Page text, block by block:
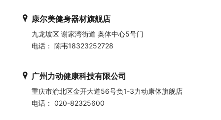
康尔美健身器材旗舰店
九龙坡区 谢家湾街道 奥体中心5号门
电话： 陈韦18323252728
广州力动健康科技有限公司
重庆市渝北区金开大道56号负1-3力动康体旗舰店
电话： 020-82325600